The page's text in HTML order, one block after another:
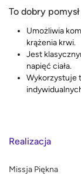
To dobry
Umożliwia
krążenia krwi.
Jest
napięć ciała.
Wykorzystuje
Realizacja
Missja Piękna